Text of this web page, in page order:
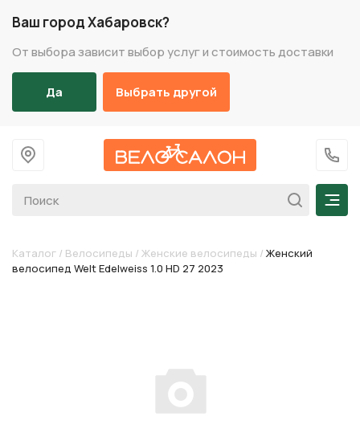
Ваш город Хабаровск?
От выбора зависит выбор услуг и стоимость доставки
Да Выбрать другой
На главную
+7
Каталог / Велосипеды / Женские велосипеды / Женский
велосипед Welt Edelweiss 1.0 HD 27 2023